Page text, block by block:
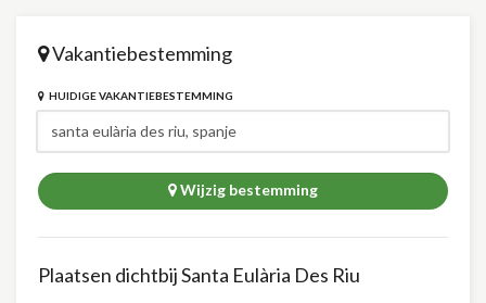
Vakantiebestemming
HUIDIGE VAKANTIEBESTEMMING
Wijzig bestemming
Plaatsen dichtbij Santa Eulària Des Riu